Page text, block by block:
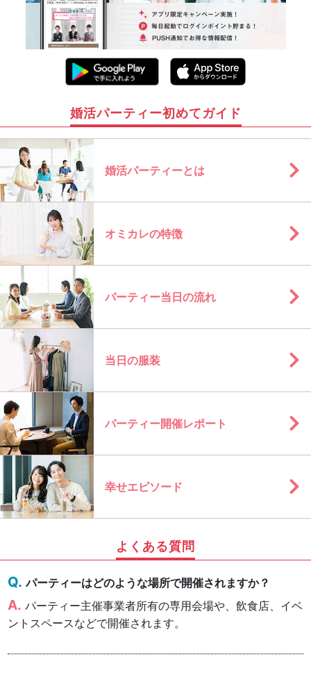
婚活パーティー初めてガイド
婚活パーティーとは
オミカレの特徴
パーティー当日の流れ
当日の服装
パーティー開催レポート
幸せエピソード
よくある質問
パーティーはどのような場所で開催されますか？
パーティー主催事業者所有の専用会場や、飲食店、イベ
ントスペースなどで開催されます。